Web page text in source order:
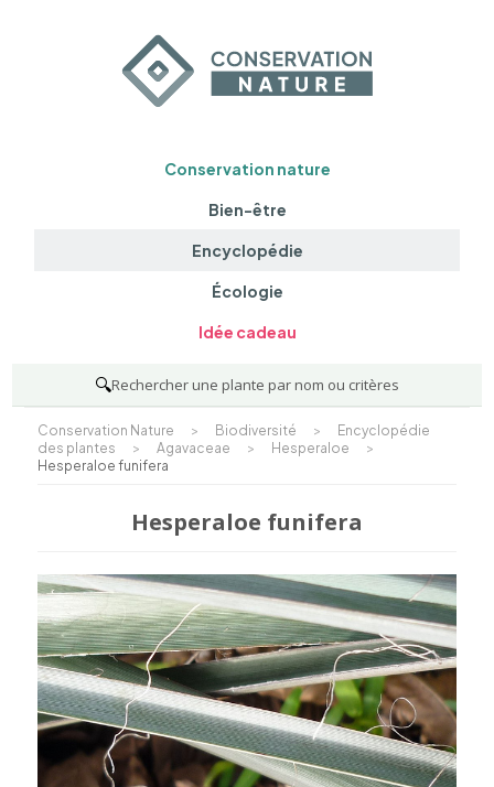
Conservation nature
Bien-être
Encyclopédie
Écologie
Idée cadeau
🔍Rechercher une plante par nom ou critères
Conservation Nature > Biodiversité >
Encyclopédie
des plantes
> Agavaceae > Hesperaloe
>
Hesperaloe funifera
Hesperaloe funifera